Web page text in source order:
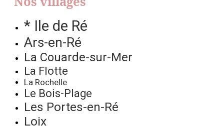
* Ile de Ré
Ars-en-Ré
La Couarde-sur-Mer
La Flotte
La Rochelle
Le Bois-Plage
Les Portes-en-Ré
Loix